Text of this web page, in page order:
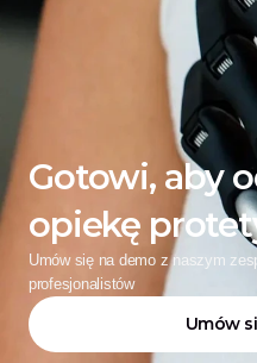
Gotowi, aby
opiekę
Umów się na demo z naszym
profesjonalistów
Umów